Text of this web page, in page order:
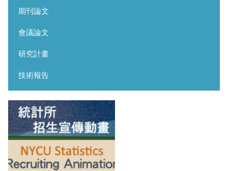
期刊論文
會議論文
研究計畫
技術報告